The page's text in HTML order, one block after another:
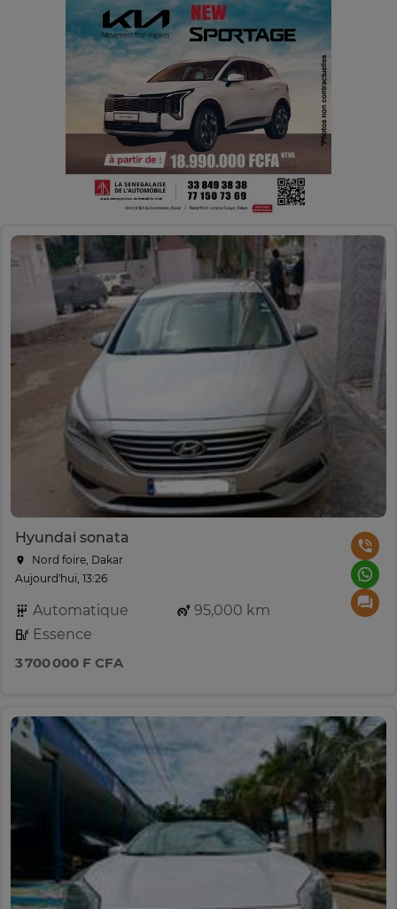
Hyundai sonata
Nord foire, Dakar
Aujourd'hui, 13:26
Automatique
95,000 km
Essence
3 700 000 F CFA